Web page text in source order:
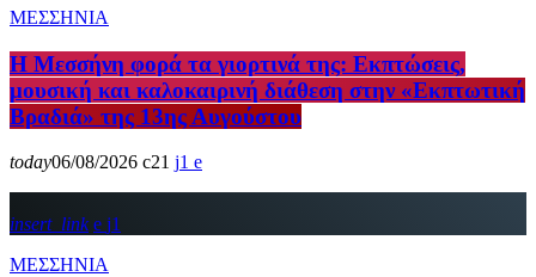
ΜΕΣΣΗΝΙΑ
Η Μεσσήνη φορά τα γιορτινά της: Εκπτώσεις,
μουσική και καλοκαιρινή διάθεση στην «Εκπτωτική
Βραδιά» της 13ης Αυγούστου
today06/08/2026 21 1
insert_link
1
ΜΕΣΣΗΝΙΑ